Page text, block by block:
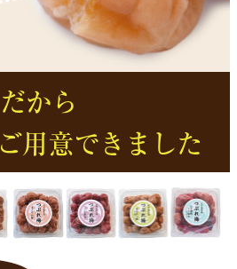
だから
ご用意できました